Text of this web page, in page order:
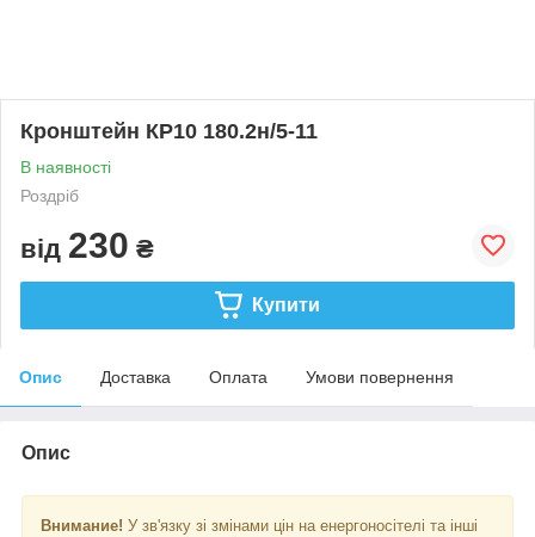
Кронштейн КР10 180.2н/5-11
В наявності
Роздріб
від 230 ₴
Купити
Опис Доставка Оплата Умови повернення
Опис
Внимание! У зв'язку зі змінами цін на енергоносітелі та інші